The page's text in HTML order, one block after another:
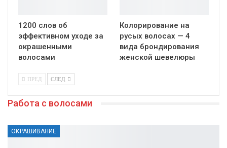
1200 слов об
эффективном уходе за
окрашенными
волосами
Колорирование на
русых волосах — 4
вида брондирования
женской шевелюры
ПРЕД СЛЕД
Работа с волосами
ОКРАШИВАНИЕ